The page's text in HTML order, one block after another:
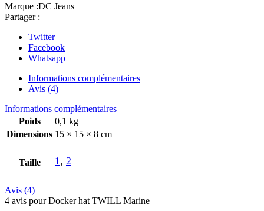
Marque :DC Jeans
Partager :
Twitter
Facebook
Whatsapp
Informations complémentaires
Avis (4)
Informations complémentaires
Poids
0,1 kg
Dimensions 15 × 15 × 8 cm
Taille 1 , 2
Avis (4)
4 avis pourDocker hat TWILL Marine